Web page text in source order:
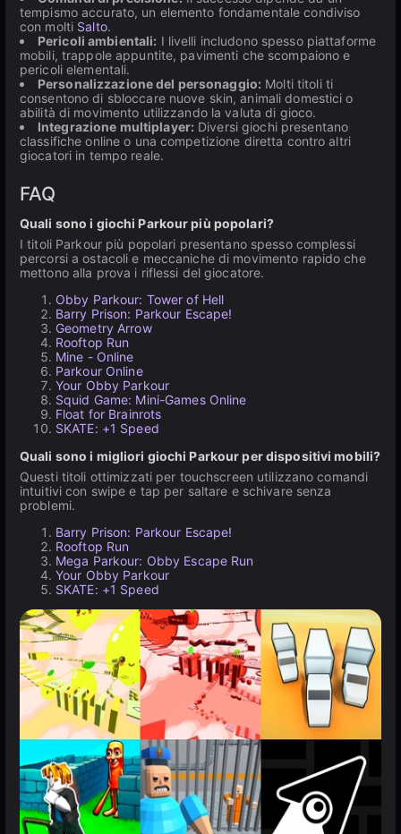
tempismo accurato, un elemento fondamentale condiviso
con molti Salto.
Pericoli ambientali: I livelli includono spesso piattaforme
mobili, trappole appuntite, pavimenti che scompaiono e
pericoli elementali.
Personalizzazione del personaggio: Molti titoli ti
consentono di sbloccare nuove skin, animali domestici o
abilità di movimento utilizzando la valuta di gioco.
Integrazione multiplayer: Diversi giochi presentano
classifiche online o una competizione diretta contro altri
giocatori in tempo reale.
FAQ
Quali sono i giochi Parkour più popolari?
I titoli Parkour più popolari presentano spesso complessi
percorsi a ostacoli e meccaniche di movimento rapido che
mettono alla prova i riflessi del giocatore.
Obby Parkour: Tower of Hell
Barry Prison: Parkour Escape!
Geometry Arrow
Rooftop Run
Mine - Online
Parkour Online
Your Obby Parkour
Squid Game: Mini-Games Online
Float for Brainrots
SKATE: +1 Speed
Quali sono i migliori giochi Parkour per dispositivi mobili?
Questi titoli ottimizzati per touchscreen utilizzano comandi
intuitivi con swipe e tap per saltare e schivare senza
problemi.
Barry Prison: Parkour Escape!
Rooftop Run
Mega Parkour: Obby Escape Run
Your Obby Parkour
SKATE: +1 Speed